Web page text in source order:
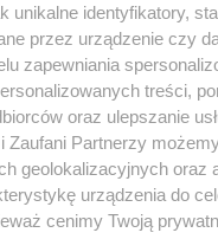
Szczecin!
unikalne identyfikatory,
przez urządzenie czy
zapewniania
treści,
oraz ulepszanie
Zaufani Partnerzy
geolokalizacyjnych oraz
urządzenia do
cenimy Twoją